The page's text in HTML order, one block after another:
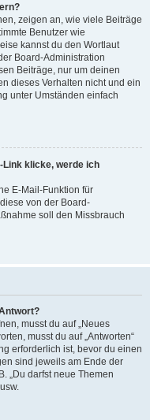
zeigen an, wie viele Beiträge
Benutzer wie
kannst du den Wortlaut
Board-Administration
Beiträge, nur um deinen
dieses Verhalten nicht und ein
unter Umständen einfach
Link klicke, werde ich
E-Mail-Funktion für
von der Board-
soll den Missbrauch
musst du auf „Neues
musst du auf „Antworten“
erforderlich ist, bevor du einen
sind jeweils am Ende der
„Du darfst neue Themen